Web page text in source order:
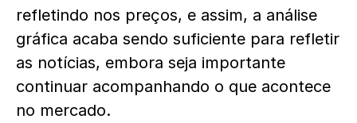
refletindo nos preços, e assim, a análise
gráfica acaba sendo suficiente para refletir
as notícias, embora seja importante
continuar acompanhando o que acontece
no mercado.